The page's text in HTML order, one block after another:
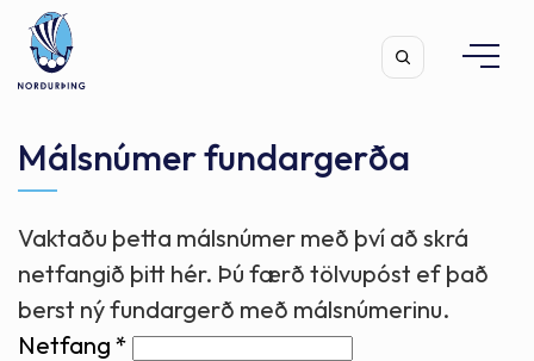
Leita
Málsnúmer fundargerða
Vaktaðu þetta málsnúmer með því að skrá
netfangið þitt hér. Þú færð tölvupóst ef það
berst ný fundargerð með málsnúmerinu.
Netfang